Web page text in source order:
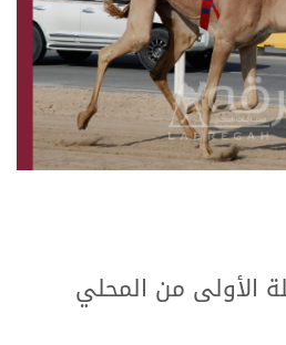
الأولى من المحلي